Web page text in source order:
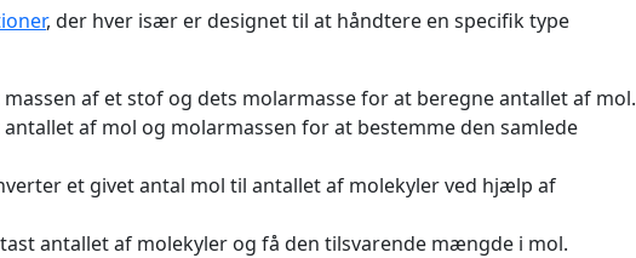
, der hver især er designet til at håndtere en specifik type
af et stof og dets molarmasse for at beregne antallet af mol.
af mol og molarmassen for at bestemme den samlede
et givet antal mol til antallet af molekyler ved hjælp af
antallet af molekyler og få den tilsvarende mængde i mol.